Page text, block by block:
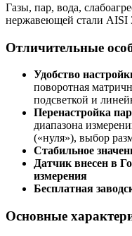
Газы, пар, вода,
нержавеющей стали AISI
Отличительные
Удобство
поворотная
подсветкой и
Перенастройка
диапазона
(«нуля»), выбор
Стабильное
Датчик внесен в
измерения
Бесплатная
Основные